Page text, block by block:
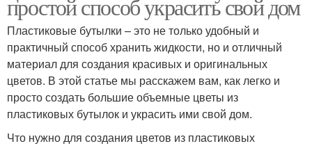
простой способ украсить свой дом
Пластиковые бутылки – это не только удобный и
практичный способ хранить жидкости, но и отличный
материал для создания красивых и оригинальных
цветов. В этой статье мы расскажем вам, как легко и
просто создать большие объемные цветы из
пластиковых бутылок и украсить ими свой дом.
Что нужно для создания цветов из пластиковых